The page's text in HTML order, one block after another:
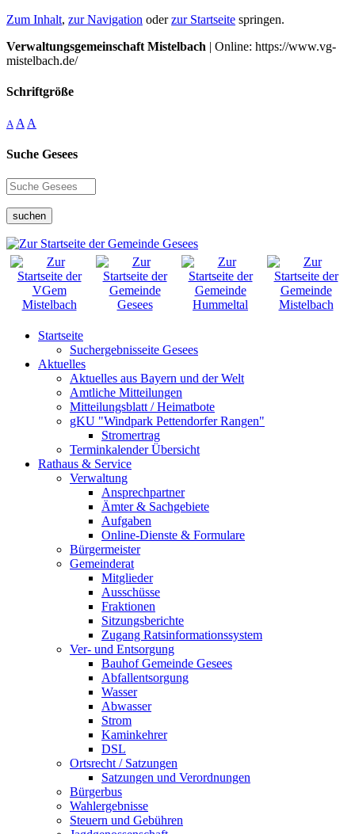
Zum Inhalt, zur Navigation oderzur Startseite springen.
Verwaltungsgemeinschaft Mistelbach | Online: https://www.vg-
mistelbach.de/
Schriftgröße
A A A
Suche Gesees
suchen
Startseite
Suchergebnisseite Gesees
Aktuelles
Aktuelles aus Bayern und der Welt
Amtliche Mitteilungen
Mitteilungsblatt / Heimatbote
gKU "Windpark Pettendorfer Rangen"
Stromertrag
Terminkalender Übersicht
Rathaus & Service
Verwaltung
Ansprechpartner
Ämter & Sachgebiete
Aufgaben
Online-Dienste & Formulare
Bürgermeister
Gemeinderat
Mitglieder
Ausschüsse
Fraktionen
Sitzungsberichte
Zugang Ratsinformationssystem
Ver- und Entsorgung
Bauhof Gemeinde Gesees
Abfallentsorgung
Wasser
Abwasser
Strom
Kaminkehrer
DSL
Ortsrecht / Satzungen
Satzungen und Verordnungen
Bürgerbus
Wahlergebnisse
Steuern und Gebühren